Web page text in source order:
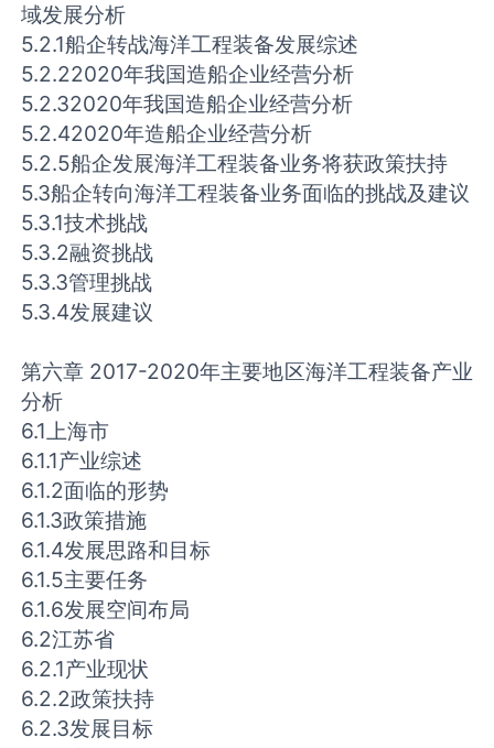
域发展分析
5.2.1船企转战海洋工程装备发展综述
5.2.22020年我国造船企业经营分析
5.2.32020年我国造船企业经营分析
5.2.42020年造船企业经营分析
5.2.5船企发展海洋工程装备业务将获政策扶持
5.3船企转向海洋工程装备业务面临的挑战及建议
5.3.1技术挑战
5.3.2融资挑战
5.3.3管理挑战
5.3.4发展建议
第六章 2017-2020年主要地区海洋工程装备产业
分析
6.1上海市
6.1.1产业综述
6.1.2面临的形势
6.1.3政策措施
6.1.4发展思路和目标
6.1.5主要任务
6.1.6发展空间布局
6.2江苏省
6.2.1产业现状
6.2.2政策扶持
6.2.3发展目标